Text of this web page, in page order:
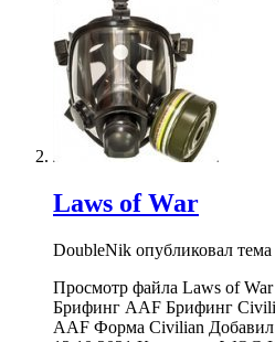
Laws of War
DoubleNik опубликовал тема
Просмотр файла Laws of
Брифинг AAF Брифинг
AAF Форма Civilian